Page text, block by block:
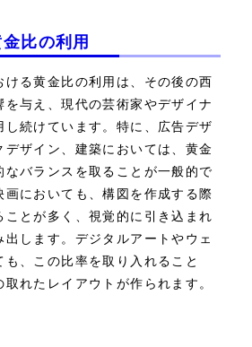
比の利用
ける黄金比の利用は、その後の西
与え、現代の芸術家やデザイナ
し続けています。特に、広告デザ
デザイン、建築においては、黄金
なバランスを取ることが一般的で
画においても、構図を作成する際
ことが多く、視覚的に引き込まれ
出します。デジタルアートやウェ
、この比率を取り入れること
れたレイアウトが作られます。